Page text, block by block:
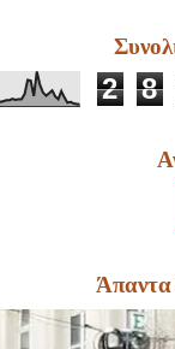
2 8